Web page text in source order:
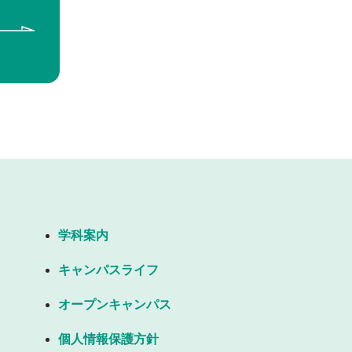
学科案内
キャンパスライフ
オープンキャンパス
個人情報保護方針